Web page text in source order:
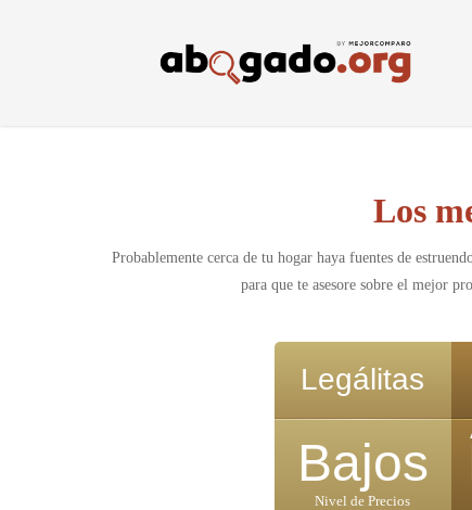
Los
Probablemente cerca de tu hogar haya fuentes de
para que te asesore sobre el mejor
Legálitas
Bajos
Nivel de Precios